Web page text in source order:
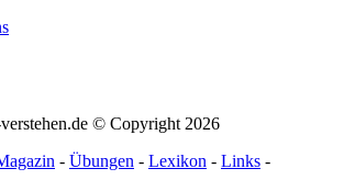
© Copyright 2026
- Übungen - Lexikon - Links -